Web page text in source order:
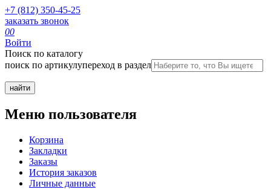
+7 (812) 350-45-25
заказать звонок
00
Войти
Поиск по каталогу
поиск по артикулупереход в раздел
Меню пользователя
Корзина
Закладки
Заказы
История заказов
Личные данные